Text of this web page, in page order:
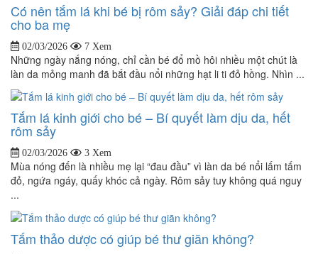
Có nên tắm lá khi bé bị rôm sảy? Giải đáp chi tiết
cho ba mẹ
02/03/2026 7 Xem
Những ngày nắng nóng, chỉ cần bé đổ mồ hôi nhiều một chút là
làn da mỏng manh đã bắt đầu nổi những hạt li ti đỏ hồng. Nhìn ...
Tắm lá kinh giới cho bé – Bí quyết làm dịu da, hết
rôm sảy
02/03/2026 3 Xem
Mùa nóng đến là nhiều mẹ lại “đau đầu” vì làn da bé nổi lấm tấm
đỏ, ngứa ngáy, quấy khóc cả ngày. Rôm sảy tuy không quá nguy
...
Tắm thảo dược có giúp bé thư giãn không?